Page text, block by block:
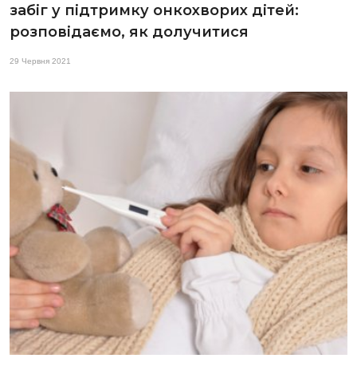
забіг у підтримку онкохворих дітей:
розповідаємо, як долучитися
29 Червня 2021